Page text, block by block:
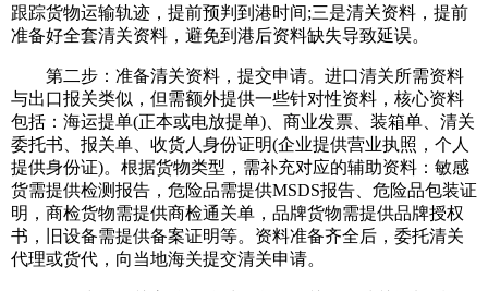
跟踪货物运输轨迹，提前预判到港时间;三是清关资料，提前
准备好全套清关资料，避免到港后资料缺失导致延误。
第二步：准备清关资料，提交申请。进口清关所需资料
与出口报关类似，但需额外提供一些针对性资料，核心资料
包括：海运提单(正本或电放提单)、商业发票、装箱单、清关
委托书、报关单、收货人身份证明(企业提供营业执照，个人
提供身份证)。根据货物类型，需补充对应的辅助资料：敏感
货需提供检测报告，危险品需提供MSDS报告、危险品包装证
明，商检货物需提供商检通关单，品牌货物需提供品牌授权
书，旧设备需提供备案证明等。资料准备齐全后，委托清关
代理或货代，向当地海关提交清关申请。